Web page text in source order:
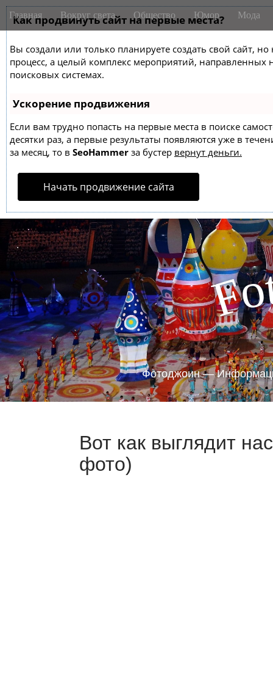
Как продвинуть сайт на первые места?
Вы создали или только планируете создать свой сайт,
процесс, а целый комплекс мероприятий,
поисковых системах.
Ускорение продвижения
Если вам трудно попасть на первые места в поиске
десятки раз, а первые результаты появляются уже в
за месяц, то в SeoHammer за бустер вернут деньги.
Начать продвижение сайта
M
a
n
m
e
n
u
i
Главная Вокруг света Общество Юмор Мода
Fo
Фотоджоин —
Вот как выглядит
фото)